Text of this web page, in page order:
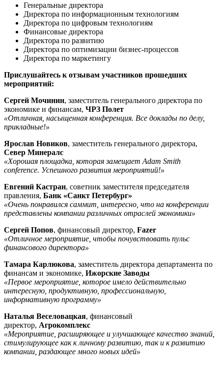
Генеральные директора
Директора по информационным технологиям
Директора по цифровым технологиям
Финансовые директора
Директора по развитию
Директора по оптимизации бизнес-процессов
Директора по маркетингу
Прислушайтесь к отзывам участников прошедших
мероприятий:
Сергей Мочинин, заместитель генерального директора по
экономике и финансам, ЧРЗ Полет
«Отличная, насыщенная конференция. Все доклады по делу,
прикладные!»
Ярослав Новиков, заместитель генерального директора,
Север Минералс
«Хорошая площадка, которая замещает Adam Smith
conference. Успешного развития мероприятий!»
Евгений Кастран, советник заместителя председателя
правления, Банк «Санкт Петербург»
«Очень понравился саммит, интересно, что на конференции
представлены компании различных отраслей экономики»
Сергей Попов, финансовый директор, Fazer
«Отличное мероприятие, чтобы почувствовать пульс
финансового директора»
Тамара Карлюкова, заместитель директора департамента по
финансам и экономике, Ижорские Заводы
«Первое мероприятие, которое имело действительно
интересную, продуктивную, профессиональную,
информативную программу»
Наталья Веселовацкая, финансовый
директор, Агрокомплекс
«Мероприятие, расширяющее и улучшающее качество знаний,
стимулирующее как к личному развитию, так и к развитию
компании, раздающее много новых идей»